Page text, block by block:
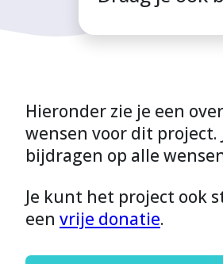
Hieronder zie je een
wensen voor dit project.
bijdragen op alle
Je kunt het project ook
een vrije donatie.